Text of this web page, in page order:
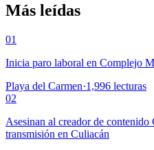
Más leídas
01
Inicia paro laboral en Complejo
Playa del Carmen·1,996 lecturas
02
Asesinan al creador de contenido
transmisión en Culiacán